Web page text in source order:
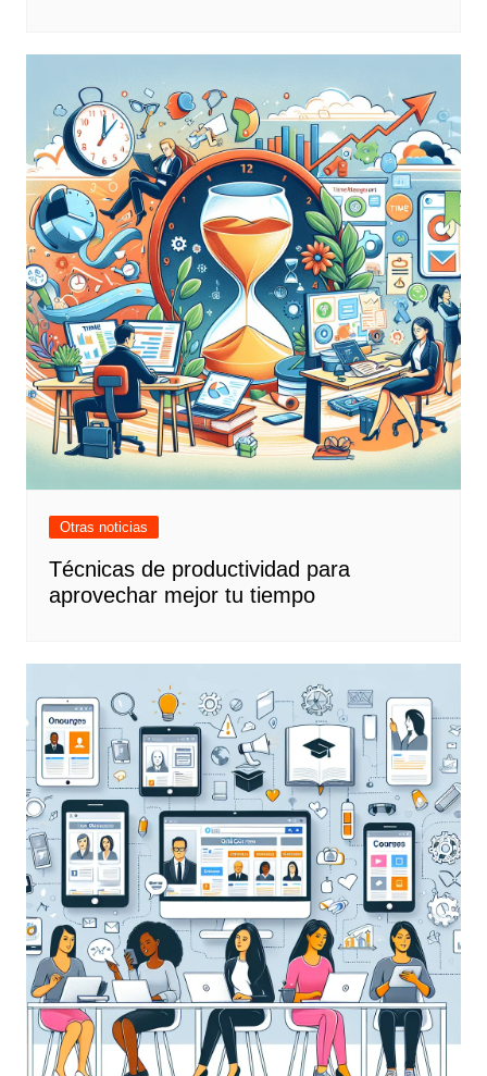
Otras noticias
Técnicas de productividad para
aprovechar mejor tu tiempo